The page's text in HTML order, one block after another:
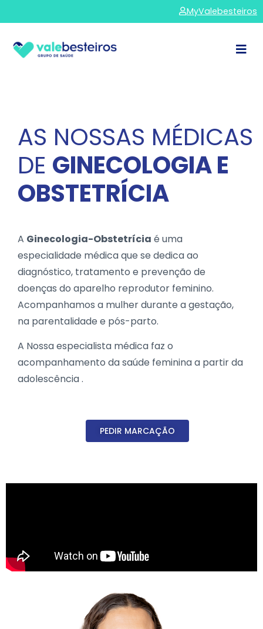
MyValebesteiros
AS NOSSAS MÉDICAS
DE GINECOLOGIA E
OBSTETRÍCIA
A Ginecologia-Obstetrícia é uma
especialidade médica que se dedica ao
diagnóstico, tratamento e prevenção de
doenças do aparelho reprodutor feminino.
Acompanhamos a mulher durante a gestação,
na parentalidade e pós-parto.
A Nossa especialista médica faz o
acompanhamento da saúde feminina a partir da
adolescência .
PEDIR MARCAÇÃO